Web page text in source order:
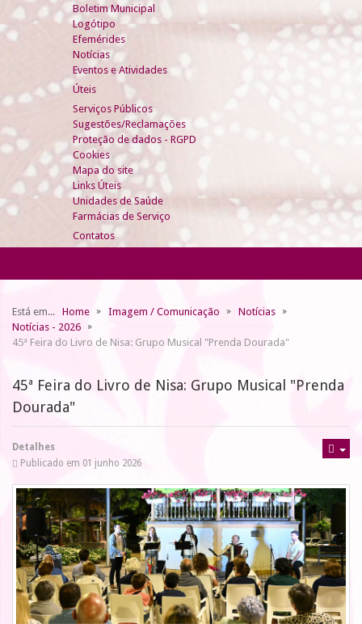
Boletim Municipal
Logótipo
Efemérides
Notícias
Eventos e Atividades
Úteis
Serviços Públicos
Sugestões/Reclamações
Proteção de dados - RGPD
Cookies
Mapa do site
Links Úteis
Unidades de Saúde
Farmácias de Serviço
Contatos
Está em... Home Imagem / Comunicação
Notícias
Notícias - 2026
45ª Feira do Livro de Nisa: Grupo Musical "Prenda Dourada"
45ª Feira do Livro de Nisa: Grupo Musical "Prenda
Dourada"
Detalhes
Publicado em 01 junho 2026